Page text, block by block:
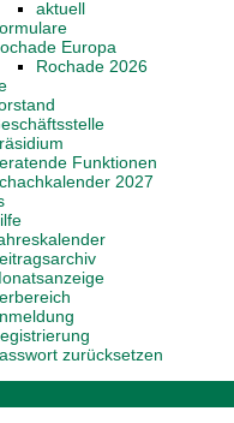
aktuell
Europa
Rochade 2026
Funktionen
2027
zurücksetzen